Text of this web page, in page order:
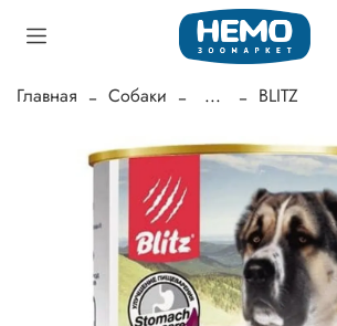
Главная Собаки ... BLITZ